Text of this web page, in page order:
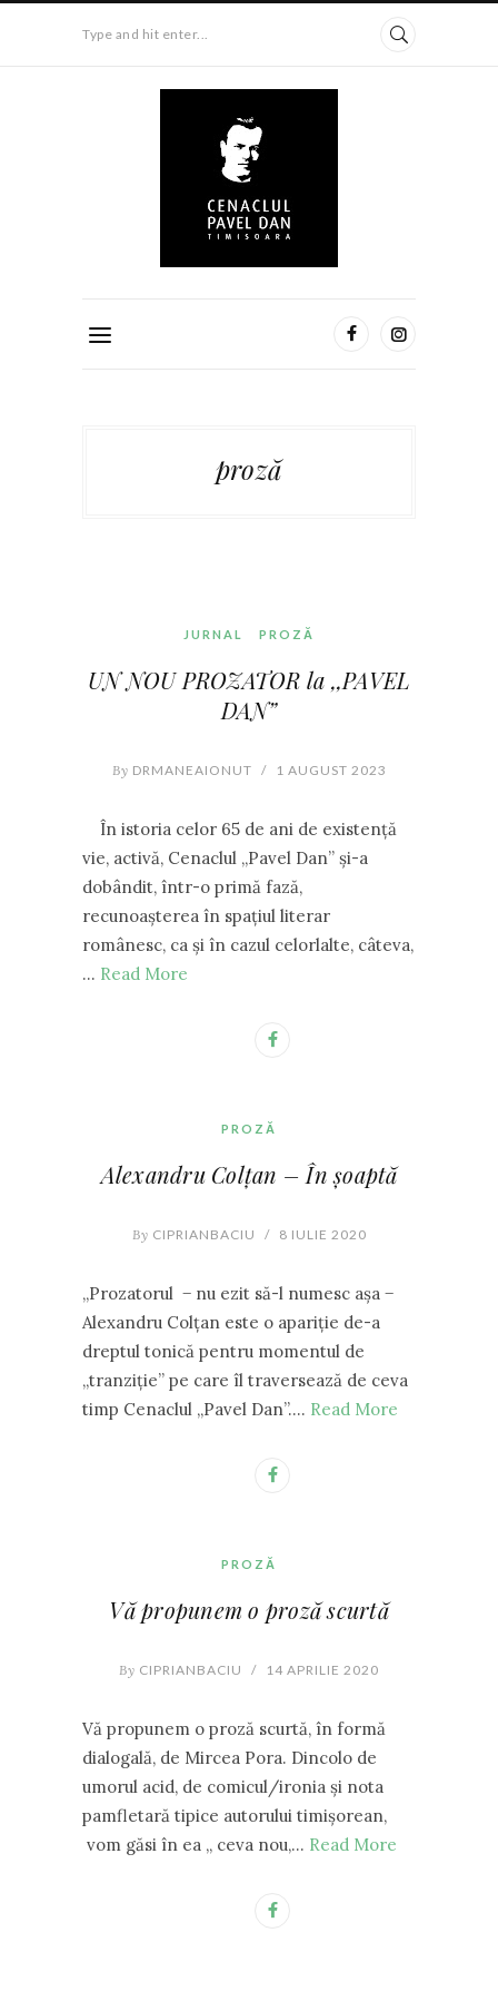
Type and hit enter...
proză
JURNAL PROZĂ
UN NOU PROZATOR la ,,PAVEL
DAN”
By DRMANEAIONUT / 1 AUGUST 2023
În istoria celor 65 de ani de existenţă
vie, activă, Cenaclul ,,Pavel Dan” şi-a
dobândit, într-o primă fază,
recunoașterea în spațiul literar
românesc, ca și în cazul celorlalte, câteva,
… Read More
PROZĂ
Alexandru Colțan – În șoaptă
By CIPRIANBACIU / 8 IULIE 2020
,,Prozatorul ‒ nu ezit să-l numesc așa ‒
Alexandru Colțan este o apariție de-a
dreptul tonică pentru momentul de
,,tranziție” pe care îl traversează de ceva
timp Cenaclul ,,Pavel Dan”.… Read More
PROZĂ
Vă propunem o proză scurtă
By CIPRIANBACIU / 14 APRILIE 2020
Vă propunem o proză scurtă, în formă
dialogală, de Mircea Pora. Dincolo de
umorul acid, de comicul/ironia și nota
pamfletară tipice autorului timișorean,
vom găsi în ea ,, ceva nou,… Read More